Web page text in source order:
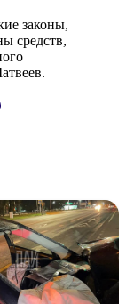
законы,
средств,